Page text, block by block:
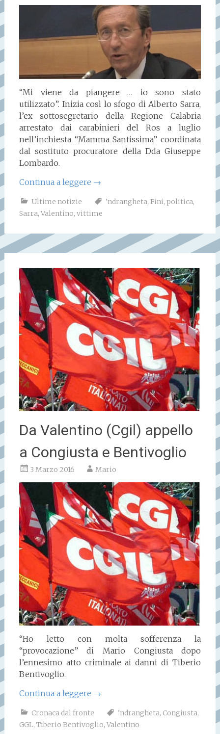
“Mi viene da piangere … io sono stato
utilizzato”. Inizia così lo sfogo di Alberto Sarra,
l’ex sottosegretario della Regione Calabria
arrestato dai carabinieri del Ros a luglio
nell’inchiesta “Mamma Santissima” coordinata
dal sostituto procuratore della Dda Giuseppe
Lombardo.
Continua a leggere →
Ultime notizie 'ndrangheta, Fini, politica,
Sarra, Valentino, vittime
Da Valentino (Cgil) appello
a Congiusta e Bentivoglio
3 Marzo 2016 Mario
“Ho letto con molta sofferenza la
“provocazione” di Mario Congiusta dopo
l’ennesimo atto criminale ai danni di Tiberio
Bentivoglio.
Continua a leggere →
Cronaca dal fronte 'ndrangheta, Congiusta,
GGL, Tiberio Bentivoglio, Valentino